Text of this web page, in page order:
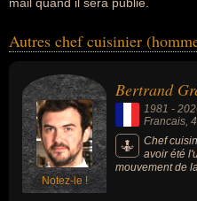
Autres chef cuisinier
Notez-le !
Bertrand
1981 -
Francais,
Chef
avoir été
mouvement de
la gastronomie
cofondateur à